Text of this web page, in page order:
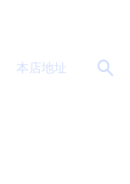
本店地址